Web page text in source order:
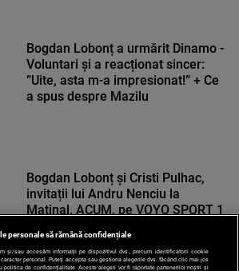
Bogdan Lobonț a urmărit Dinamo -
Voluntari și a reacționat sincer:
”Uite, asta m-a impresionat!” + Ce
a spus despre Mazilu
Bogdan Lobonț și Cristi Pulhac,
invitații lui Andru Nenciu la
Matinal, ACUM, pe VOYO SPORT 1
personale să rămână confidențiale
și/sau accesăm informații pe dispozitivul dvs., precum identificatorii cookie
personal. Puteți accepta sau gestiona alegerile dvs. făcând clic mai jos
politica de confidențialitate. Aceste alegeri vor fi raportate partenerilor noștri și